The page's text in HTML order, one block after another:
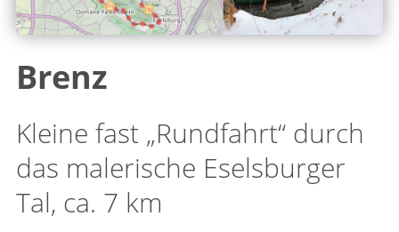
Brenz
Kleine fast „Rundfahrt“ durch
das malerische Eselsburger
Tal, ca. 7 km